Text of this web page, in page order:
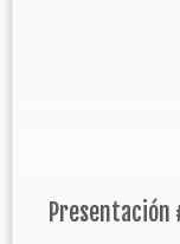
Presentación